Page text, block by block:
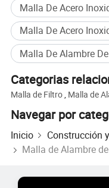
Material: Acero
Tipo de tejido: Liso y
Diámetro del hilo: Aceptar
La apertura(la apertura de ancho): Aceptar
El ancho de malla de alambre: 0,2M-
Longitud: Cuando
Malla De Acero
Malla De Acero
Malla De Alambre
Categorias
Malla de Filtro, Malla de
Navegar por
Inicio Construcción
Malla de Alambre